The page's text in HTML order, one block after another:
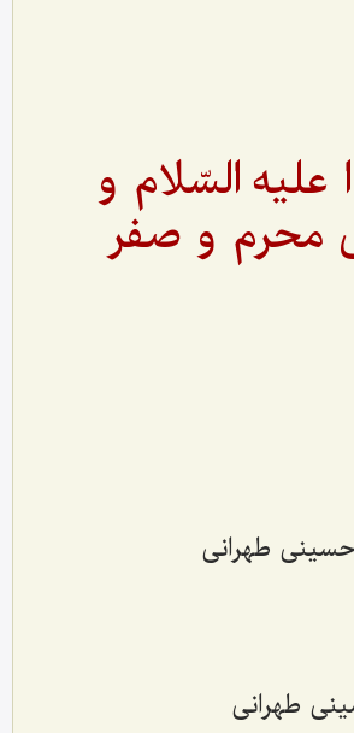
السّلام و
محرم و صفر
طهرانی
طهرانی